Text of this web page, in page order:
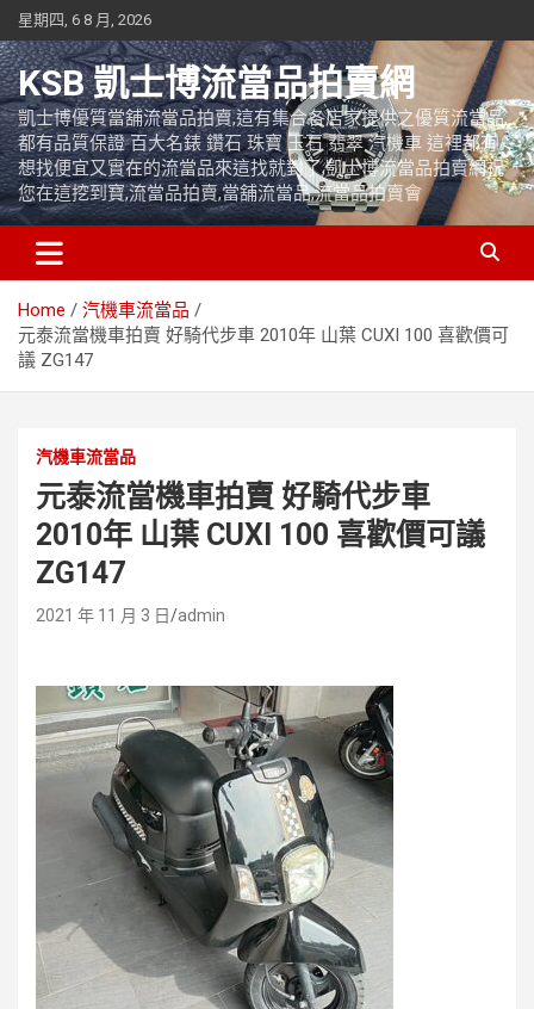
Skip
to
content
星期四, 6 8 月, 2026
KSB 凱士博流當品拍賣網
凱士博優質當舖流當品拍賣,這有集合各店家提供之優質流當品,
都有品質保證 百大名錶 鑽石 珠寶 玉石 翡翠 汽機車 這裡都有
想找便宜又實在的流當品來這找就對了,凱士博流當品拍賣網祝
您在這挖到寶,流當品拍賣,當舖流當品,流當品拍賣會
Home
汽機車流當品
元泰流當機車拍賣 好騎代步車 2010年 山葉 CUXI 100 喜歡價可
議 ZG147
汽機車流當品
元泰流當機車拍賣 好騎代步車
2010年 山葉 CUXI 100 喜歡價可議
ZG147
2021 年 11 月 3 日 admin